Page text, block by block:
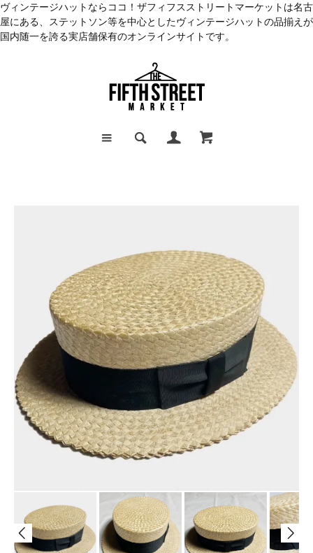
ヴィンテージハットならココ！ザフィフスストリートマーケットは名古
屋にある、ステットソン等を中心としたヴィンテージハットの品揃えが
国内随一を誇る実店舗保有のオンラインサイトです。